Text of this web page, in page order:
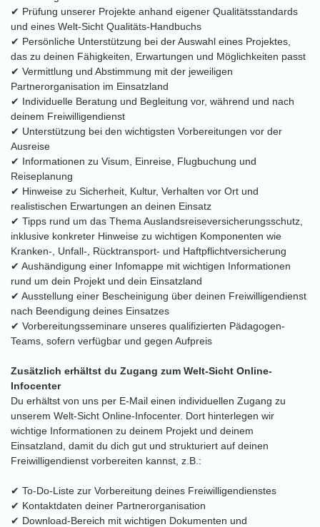
✔ Prüfung unserer Projekte anhand eigener Qualitätsstandards
und eines Welt-Sicht Qualitäts-Handbuchs
✔ Persönliche Unterstützung bei der Auswahl eines Projektes,
das zu deinen Fähigkeiten, Erwartungen und Möglichkeiten passt
✔ Vermittlung und Abstimmung mit der jeweiligen
Partnerorganisation im Einsatzland
✔ Individuelle Beratung und Begleitung vor, während und nach
deinem Freiwilligendienst
✔ Unterstützung bei den wichtigsten Vorbereitungen vor der
Ausreise
✔ Informationen zu Visum, Einreise, Flugbuchung und
Reiseplanung
✔ Hinweise zu Sicherheit, Kultur, Verhalten vor Ort und
realistischen Erwartungen an deinen Einsatz
✔ Tipps rund um das Thema Auslandsreiseversicherungsschutz,
inklusive konkreter Hinweise zu wichtigen Komponenten wie
Kranken-, Unfall-, Rücktransport- und Haftpflichtversicherung
✔ Aushändigung einer Infomappe mit wichtigen Informationen
rund um dein Projekt und dein Einsatzland
✔ Ausstellung einer Bescheinigung über deinen Freiwilligendienst
nach Beendigung deines Einsatzes
✔ Vorbereitungsseminare unseres qualifizierten Pädagogen-
Teams, sofern verfügbar und gegen Aufpreis
Zusätzlich erhältst du Zugang zum Welt-Sicht Online-
Infocenter
Du erhältst von uns per E-Mail einen individuellen Zugang zu
unserem Welt-Sicht Online-Infocenter. Dort hinterlegen wir
wichtige Informationen zu deinem Projekt und deinem
Einsatzland, damit du dich gut und strukturiert auf deinen
Freiwilligendienst vorbereiten kannst, z.B.:
✔ To-Do-Liste zur Vorbereitung deines Freiwilligendienstes
✔ Kontaktdaten deiner Partnerorganisation
✔ Download-Bereich mit wichtigen Dokumenten und